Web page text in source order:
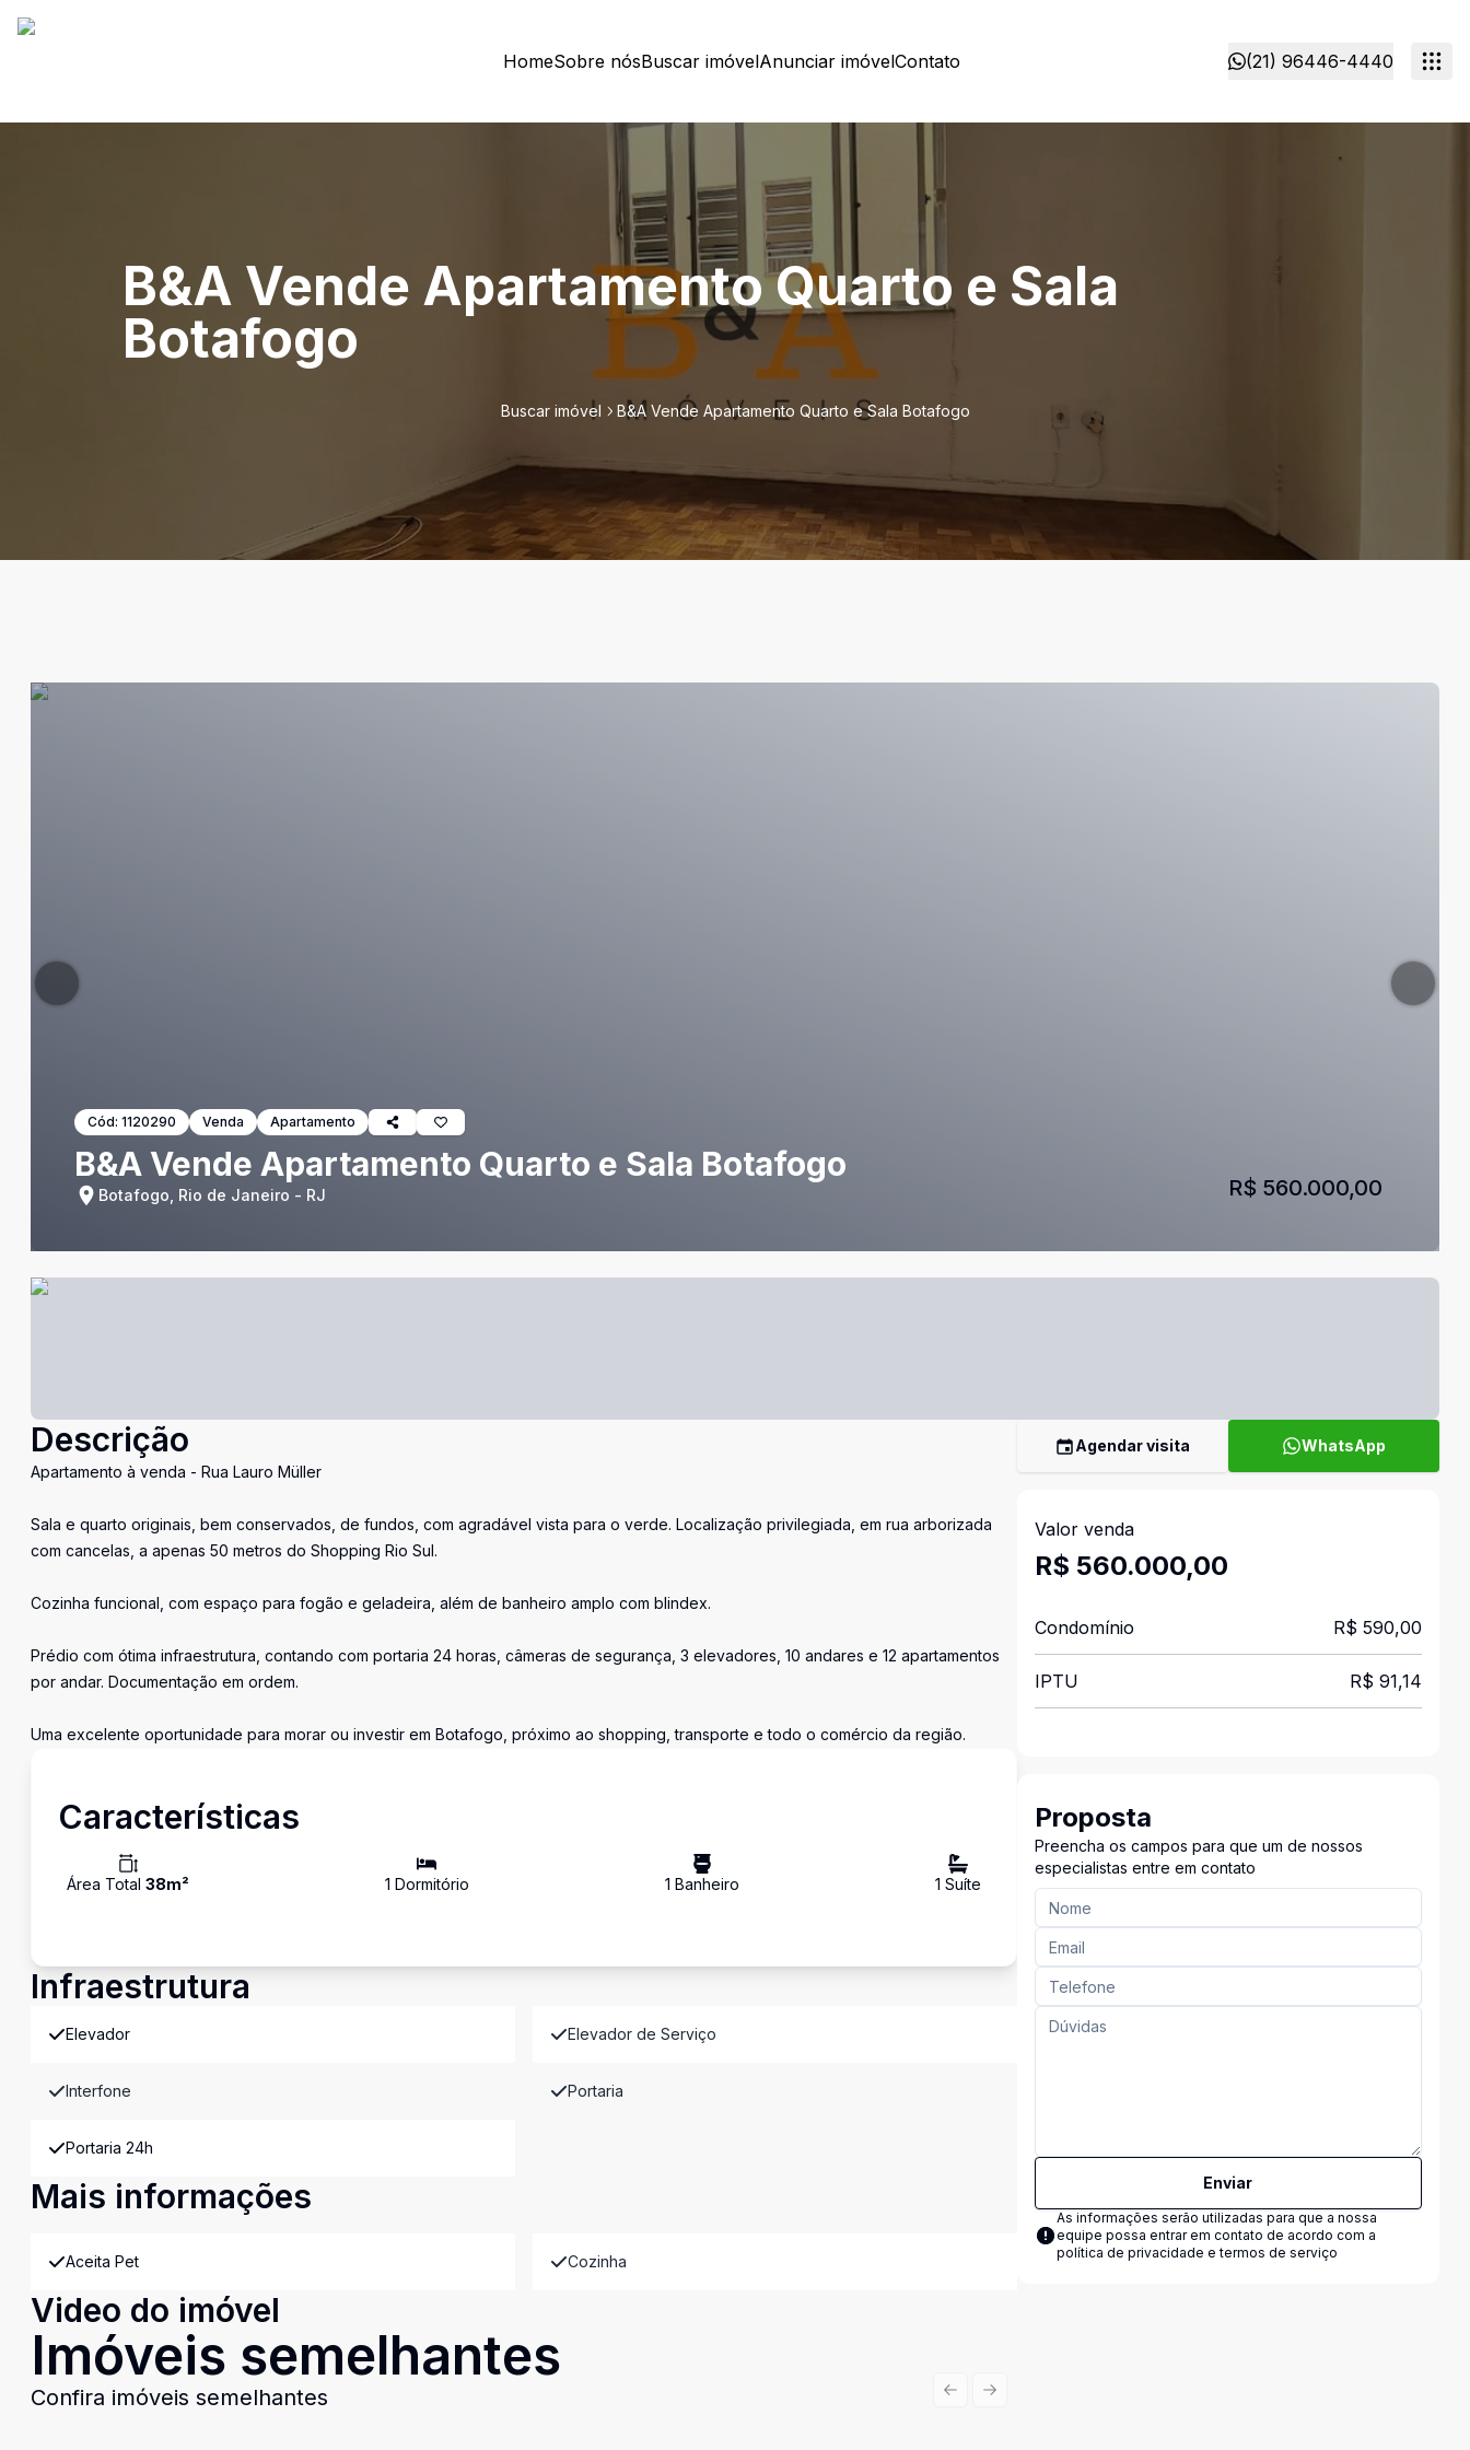
HomeSobre nósBuscar imóvelAnunciar imóvelContato (21) 96446-4440
B&A Vende Apartamento Quarto e Sala
Botafogo
Buscar imóvel B&A Vende Apartamento Quarto e Sala Botafogo
Cód: 1120290 Venda Apartamento
B&A Vende Apartamento Quarto e Sala Botafogo
Botafogo, Rio de Janeiro - RJ R$ 560.000,00
Descrição
Apartamento à venda - Rua Lauro Müller
Sala e quarto originais, bem conservados, de fundos, com agradável vista para o verde. Localização privilegiada, em rua arborizada
com cancelas, a apenas 50 metros do Shopping Rio Sul.
Cozinha funcional, com espaço para fogão e geladeira, além de banheiro amplo com blindex.
Prédio com ótima infraestrutura, contando com portaria 24 horas, câmeras de segurança, 3 elevadores, 10 andares e 12 apartamentos
por andar. Documentação em ordem.
Uma excelente oportunidade para morar ou investir em Botafogo, próximo ao shopping, transporte e todo o comércio da região.
Características
Área Total 38m² 1 Dormitório 1 Banheiro 1 Suíte
Infraestrutura
Elevador Elevador de Serviço
Interfone Portaria
Portaria 24h
Mais informações
Aceita Pet Cozinha
Video do imóvel
Imóveis semelhantes
Confira imóveis semelhantes Previous slide
Next slide
Agendar visita WhatsApp
Valor venda
R$ 560.000,00
Condomínio R$ 590,00
IPTU R$ 91,14
Proposta
Preencha os campos para que um de nossos
especialistas entre em contato
Enviar
As informações serão utilizadas para que a nossa
equipe possa entrar em contato de acordo com a
política de privacidade e termos de serviço